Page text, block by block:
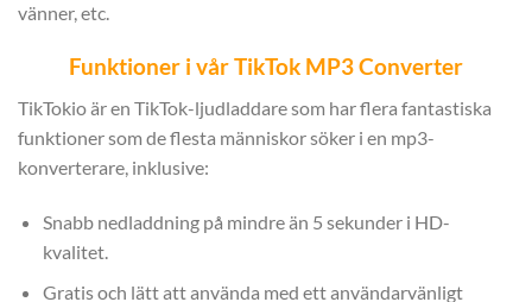
vänner, etc.
Funktioner i vår TikTok MP3 Converter
TikTokio är en TikTok-ljudladdare som har flera fantastiska
funktioner som de flesta människor söker i en mp3-
konverterare, inklusive:
Snabb nedladdning på mindre än 5 sekunder i HD-
kvalitet.
Gratis och lätt att använda med ett användarvänligt